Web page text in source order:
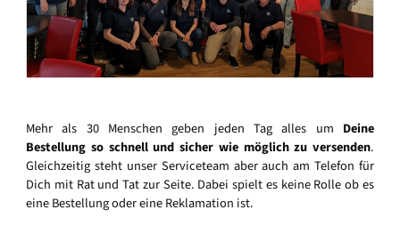
Mehr als 30 Menschen geben jeden Tag alles um Deine
Bestellung so schnell und sicher wie möglich zu versenden.
Gleichzeitig steht unser Serviceteam aber auch am Telefon für
Dich mit Rat und Tat zur Seite. Dabei spielt es keine Rolle ob es
eine Bestellung oder eine Reklamation ist.